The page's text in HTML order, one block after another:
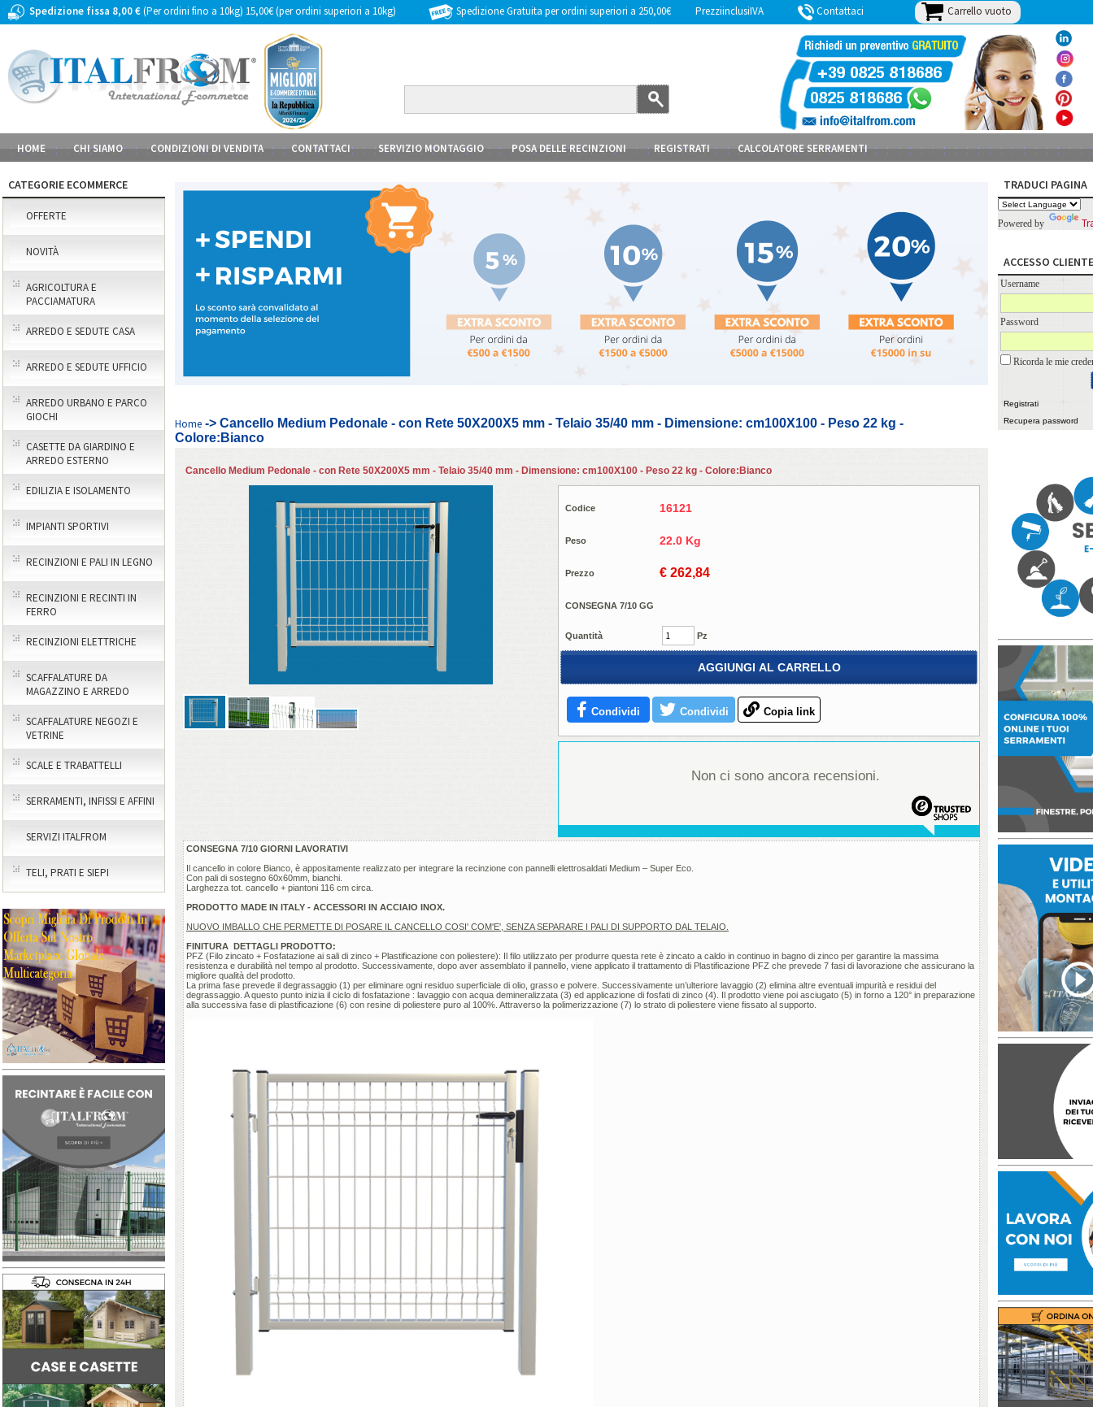
Spedizione fissa 8,00 €(Per ordini fino a 10kg) 15,00€ (per ordini superiori a 10kg) Spedizione Gratuita per ordini superiori a 250,00€ PrezziinclusiIVA Contattaci Carrello vuoto
HOME CHI SIAMO CONDIZIONI DI VENDITA CONTATTACI SERVIZIO MONTAGGIO POSA DELLE RECINZIONI REGISTRATI CALCOLATORE SERRAMENTI
CATEGORIE ECOMMERCE
OFFERTE
NOVITÀ
AGRICOLTURA E
PACCIAMATURA
ARREDO E SEDUTE CASA
ARREDO E SEDUTE UFFICIO
ARREDO URBANO E PARCO
GIOCHI
CASETTE DA GIARDINO E
ARREDO ESTERNO
EDILIZIA E ISOLAMENTO
IMPIANTI SPORTIVI
RECINZIONI E PALI IN LEGNO
RECINZIONI E RECINTI IN
FERRO
RECINZIONI ELETTRICHE
SCAFFALATURE DA
MAGAZZINO E ARREDO
SCAFFALATURE NEGOZI E
VETRINE
SCALE E TRABATTELLI
SERRAMENTI, INFISSI E AFFINI
SERVIZI ITALFROM
TELI, PRATI E SIEPI
Home -> Cancello Medium Pedonale - con Rete 50X200X5 mm - Telaio 35/40 mm - Dimensione: cm100X100 - Peso 22 kg -
Colore:Bianco
Cancello Medium Pedonale - con Rete 50X200X5 mm - Telaio 35/40 mm - Dimensione: cm100X100 - Peso 22 kg - Colore:Bianco
Codice 16121
Peso 22.0 Kg
Prezzo € 262,84
CONSEGNA 7/10 GG
Quantità Pz
AGGIUNGI AL CARRELLO
Condividi Condividi Copia link
Non ci sono ancora recensioni.
CONSEGNA 7/10 GIORNI LAVORATIVI
Il cancello in colore Bianco, è appositamente realizzato per integrare la recinzione con pannelli elettrosaldati Medium – Super Eco.
Con pali di sostegno 60x60mm, bianchi.
Larghezza tot. cancello + piantoni 116 cm circa.
PRODOTTO MADE IN ITALY - ACCESSORI IN ACCIAIO INOX.
NUOVO IMBALLO CHE PERMETTE DI POSARE IL CANCELLO COSI' COM'E', SENZA SEPARARE I PALI DI SUPPORTO DAL TELAIO.
FINITURA DETTAGLI PRODOTTO:
PFZ (Filo zincato + Fosfatazione ai sali di zinco + Plastificazione con poliestere): Il filo utilizzato per produrre questa rete è zincato a caldo in continuo in bagno di zinco per garantire la massima
resistenza e durabilità nel tempo al prodotto. Successivamente, dopo aver assemblato il pannello, viene applicato il trattamento di Plastificazione PFZ che prevede 7 fasi di lavorazione che assicurano la
migliore qualità del prodotto.
La prima fase prevede il degrassaggio (1) per eliminare ogni residuo superficiale di olio, grasso e polvere. Successivamente un’ulteriore lavaggio (2) elimina altre eventuali impurità e residui del
degrassaggio. A questo punto inizia il ciclo di fosfatazione : lavaggio con acqua demineralizzata (3) ed applicazione di fosfati di zinco (4). Il prodotto viene poi asciugato (5) in forno a 120° in preparazione
alla successiva fase di plastificazione (6) con resine di poliestere puro al 100%. Attraverso la polimerizzazione (7) lo strato di poliestere viene fissato al supporto.
TRADUCI PAGINA
Powered by
ACCESSO CLIENTE
Username
Password
Ricorda le mie
Registrati
Recupera password